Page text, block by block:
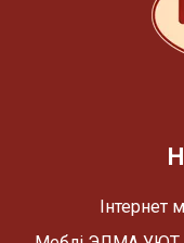
Інтернет